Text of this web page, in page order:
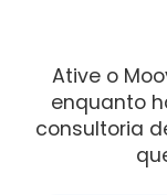
Ative o
enquanto
consultoria